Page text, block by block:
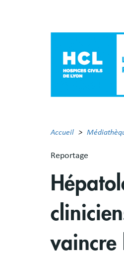
Accueil
Reportage
vaincre